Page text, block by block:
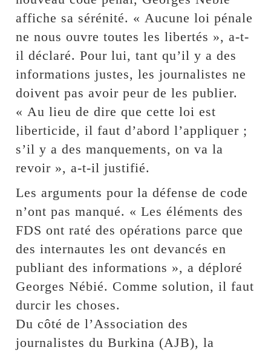
affiche sa sérénité. « Aucune loi pénale
ne nous ouvre toutes les libertés », a-t-
il déclaré. Pour lui, tant qu’il y a des
informations justes, les journalistes ne
doivent pas avoir peur de les publier.
« Au lieu de dire que cette loi est
liberticide, il faut d’abord l’appliquer ;
s’il y a des manquements, on va la
revoir », a-t-il justifié.
Les arguments pour la défense de code
n’ont pas manqué. « Les éléments des
FDS ont raté des opérations parce que
des internautes les ont devancés en
publiant des informations », a déploré
Georges Nébié. Comme solution, il faut
durcir les choses.
Du côté de l’Association des
journalistes du Burkina (AJB), la